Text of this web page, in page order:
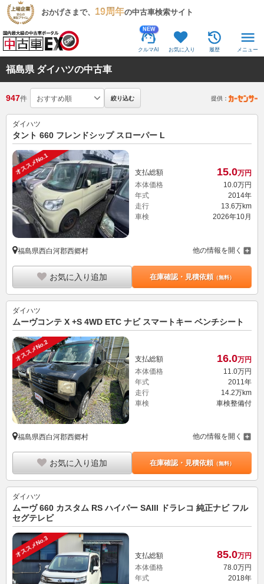
おかげさまで、 19周年の中古車検索サイト
NEW
クルマAI お気に入り 履歴 メニュー
福島県 ダイハツの中古車
947件 絞り込む 提供：
ダイハツ
タント 660 フレンドシップ スローパー L
オススメNo.1 支払総額 15.0万円
本体価格
10.0万円
年式
2014年
走行
13.6万km
車検
2026年10月
福島県西白河郡西郷村 他の情報を開く
お気に入り追加 在庫確認・見積依頼（無料）
ダイハツ
ムーヴコンテ X +S 4WD ETC ナビ スマートキー ベンチシート
オススメNo.2 支払総額 16.0万円
本体価格
11. 0万円
年式
2011年
走行
14.2万km
車検
車検整備付
福島県西白河郡西郷村 他の情報を開く
お気に入り追加 在庫確認・見積依頼（無料）
ダイハツ
ムーヴ 660 カスタム RS ハイパー SAIII ドラレコ 純正ナビ フル
セグテレビ
オススメNo.3 支払総額 85.0万円
本体価格
78.0万円
年式
2018年